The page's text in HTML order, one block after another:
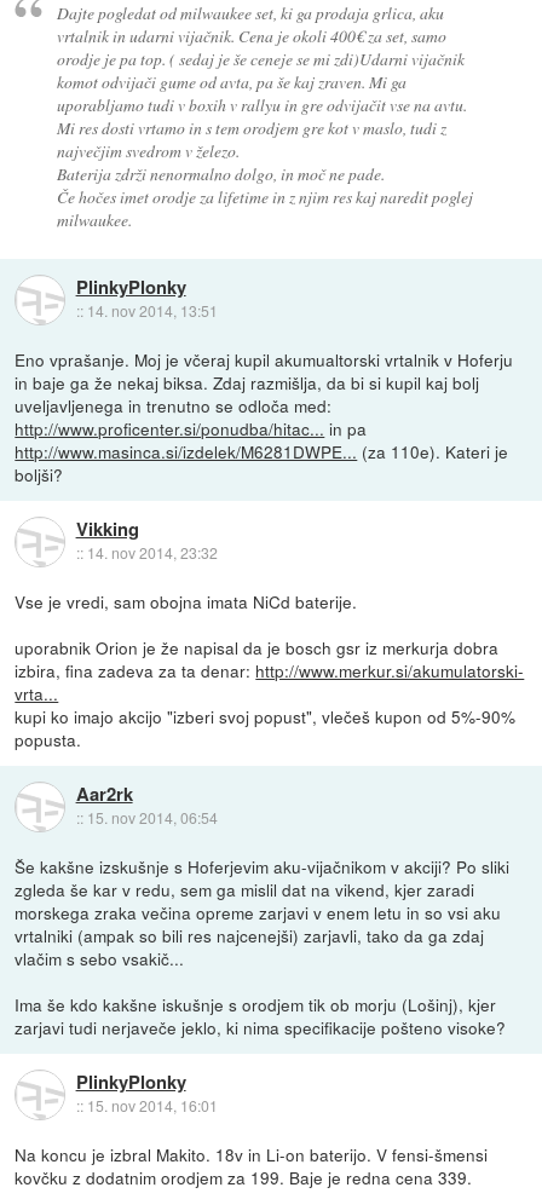
Dajte pogledat od milwaukee set, ki ga prodaja grlica, aku
vrtalnik in udarni vijačnik. Cena je okoli 400€ za set, samo
orodje je pa top. ( sedaj je še ceneje se mi zdi)Udarni vijačnik
komot odvijači gume od avta, pa še kaj zraven. Mi ga
uporabljamo tudi v boxih v rallyu in gre odvijačit vse na avtu.
Mi res dosti vrtamo in s tem orodjem gre kot v maslo, tudi z
največjim svedrom v železo.
Baterija zdrži nenormalno dolgo, in moč ne pade.
Če hočes imet orodje za lifetime in z njim res kaj naredit poglej
milwaukee.
PlinkyPlonky
:: 14. nov 2014, 13:51
Eno vprašanje. Moj je včeraj kupil akumualtorski vrtalnik v Hoferju
in baje ga že nekaj biksa. Zdaj razmišlja, da bi si kupil kaj bolj
uveljavljenega in trenutno se odloča med:
http://www.proficenter.si/ponudba/hitac... in pa
http://www.masinca.si/izdelek/M6281DWPE... (za 110e). Kateri je
boljši?
Vikking
:: 14. nov 2014, 23:32
Vse je vredi, sam obojna imata NiCd baterije.
uporabnik Orion je že napisal da je bosch gsr iz merkurja dobra
izbira, fina zadeva za ta denar: http://www.merkur.si/akumulatorski-
vrta...
kupi ko imajo akcijo "izberi svoj popust", vlečeš kupon od 5%-90%
popusta.
Aar2rk
:: 15. nov 2014, 06:54
Še kakšne izskušnje s Hoferjevim aku-vijačnikom v akciji? Po sliki
zgleda še kar v redu, sem ga mislil dat na vikend, kjer zaradi
morskega zraka večina opreme zarjavi v enem letu in so vsi aku
vrtalniki (ampak so bili res najcenejši) zarjavli, tako da ga zdaj
vlačim s sebo vsakič...
Ima še kdo kakšne iskušnje s orodjem tik ob morju (Lošinj), kjer
zarjavi tudi nerjaveče jeklo, ki nima specifikacije pošteno visoke?
PlinkyPlonky
:: 15. nov 2014, 16:01
Na koncu je izbral Makito. 18v in Li-on baterijo. V fensi-šmensi
kovčku z dodatnim orodjem za 199. Baje je redna cena 339.